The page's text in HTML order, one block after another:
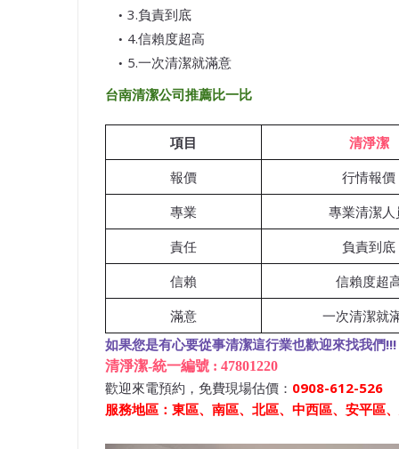
3.負責到底
4.信賴度超高
5.一次清潔就滿意
台南清潔公司推薦比一比
項目
清淨潔
報價
行情報價
專業
專業清潔人
責任
負責到底
信賴
信賴度超
滿意
一次清潔就
如果您是有心要從事清潔這行業也歡迎來找我們!!!
清淨潔-統一編號 : 47801220
歡迎來電預約，免費現場估價： 0908-612-526
服務地區：東區、南區、北區、中西區、安平區